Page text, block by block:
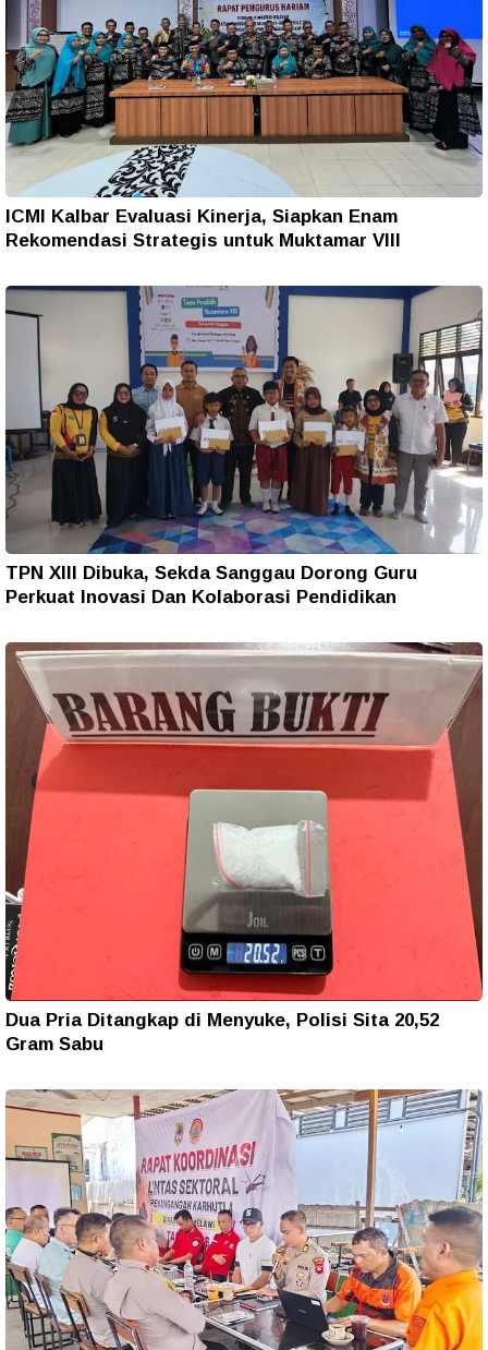
ICMI Kalbar Evaluasi Kinerja, Siapkan Enam
Rekomendasi Strategis untuk Muktamar VIII
TPN XIII Dibuka, Sekda Sanggau Dorong Guru
Perkuat Inovasi Dan Kolaborasi Pendidikan
Dua Pria Ditangkap di Menyuke, Polisi Sita 20,52
Gram Sabu